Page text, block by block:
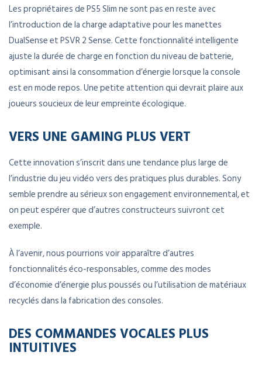
Les propriétaires de PS5 Slim ne sont pas en reste avec
l’introduction de la charge adaptative pour les manettes
DualSense et PSVR 2 Sense. Cette fonctionnalité intelligente
ajuste la durée de charge en fonction du niveau de batterie,
optimisant ainsi la consommation d’énergie lorsque la console
est en mode repos. Une petite attention qui devrait plaire aux
joueurs soucieux de leur empreinte écologique.
VERS UNE GAMING PLUS VERT
Cette innovation s’inscrit dans une tendance plus large de
l’industrie du jeu vidéo vers des pratiques plus durables. Sony
semble prendre au sérieux son engagement environnemental, et
on peut espérer que d’autres constructeurs suivront cet
exemple.
À l’avenir, nous pourrions voir apparaître d’autres
fonctionnalités éco-responsables, comme des modes
d’économie d’énergie plus poussés ou l’utilisation de matériaux
recyclés dans la fabrication des consoles.
DES COMMANDES VOCALES PLUS
INTUITIVES